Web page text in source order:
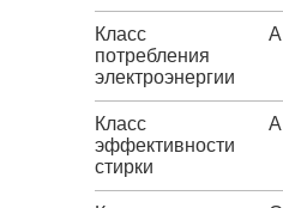
Класс
потребления
электроэнергии
A
Класс
эффективности
стирки
A